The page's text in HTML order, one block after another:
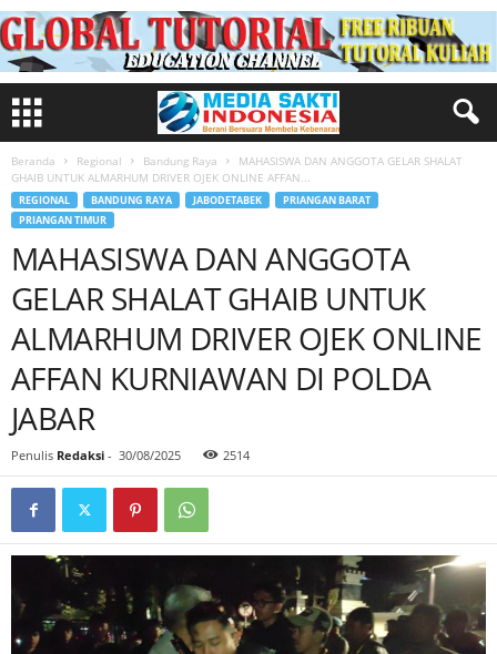
Beranda Regional Bandung Raya
MAHASISWA DAN ANGGOTA GELAR SHALAT
GHAIB UNTUK ALMARHUM DRIVER OJEK ONLINE AFFAN...
REGIONAL BANDUNG RAYA JABODETABEK
PRIANGAN BARAT
PRIANGAN TIMUR
MAHASISWA DAN ANGGOTA
GELAR SHALAT GHAIB UNTUK
ALMARHUM DRIVER OJEK ONLINE
AFFAN KURNIAWAN DI POLDA
JABAR
Penulis Redaksi - 30/08/2025 2514